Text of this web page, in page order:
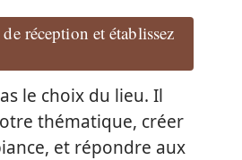
réception et établissez
le choix du lieu. Il
thématique, créer
et répondre aux